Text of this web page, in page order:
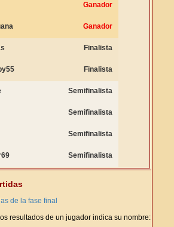
Ganador
Ganador
Finalista
Finalista
Semifinalista
Semifinalista
Semifinalista
Semifinalista
de la fase final
resultados de un jugador indica su nombre: